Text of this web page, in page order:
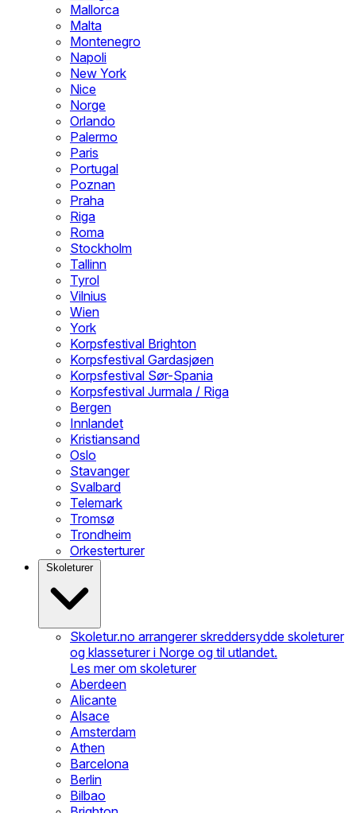
Mallorca
Malta
Montenegro
Napoli
New York
Nice
Norge
Orlando
Palermo
Paris
Portugal
Poznan
Praha
Riga
Roma
Stockholm
Tallinn
Tyrol
Vilnius
Wien
York
Korpsfestival Brighton
Korpsfestival Gardasjøen
Korpsfestival Sør-Spania
Korpsfestival Jurmala / Riga
Bergen
Innlandet
Kristiansand
Oslo
Stavanger
Svalbard
Telemark
Tromsø
Trondheim
Orkesterturer
Skoleturer
Skoletur.no arrangerer skreddersydde skoleturer
og klasseturer i Norge og til utlandet.
Les mer om skoleturer
Aberdeen
Alicante
Alsace
Amsterdam
Athen
Barcelona
Berlin
Bilbao